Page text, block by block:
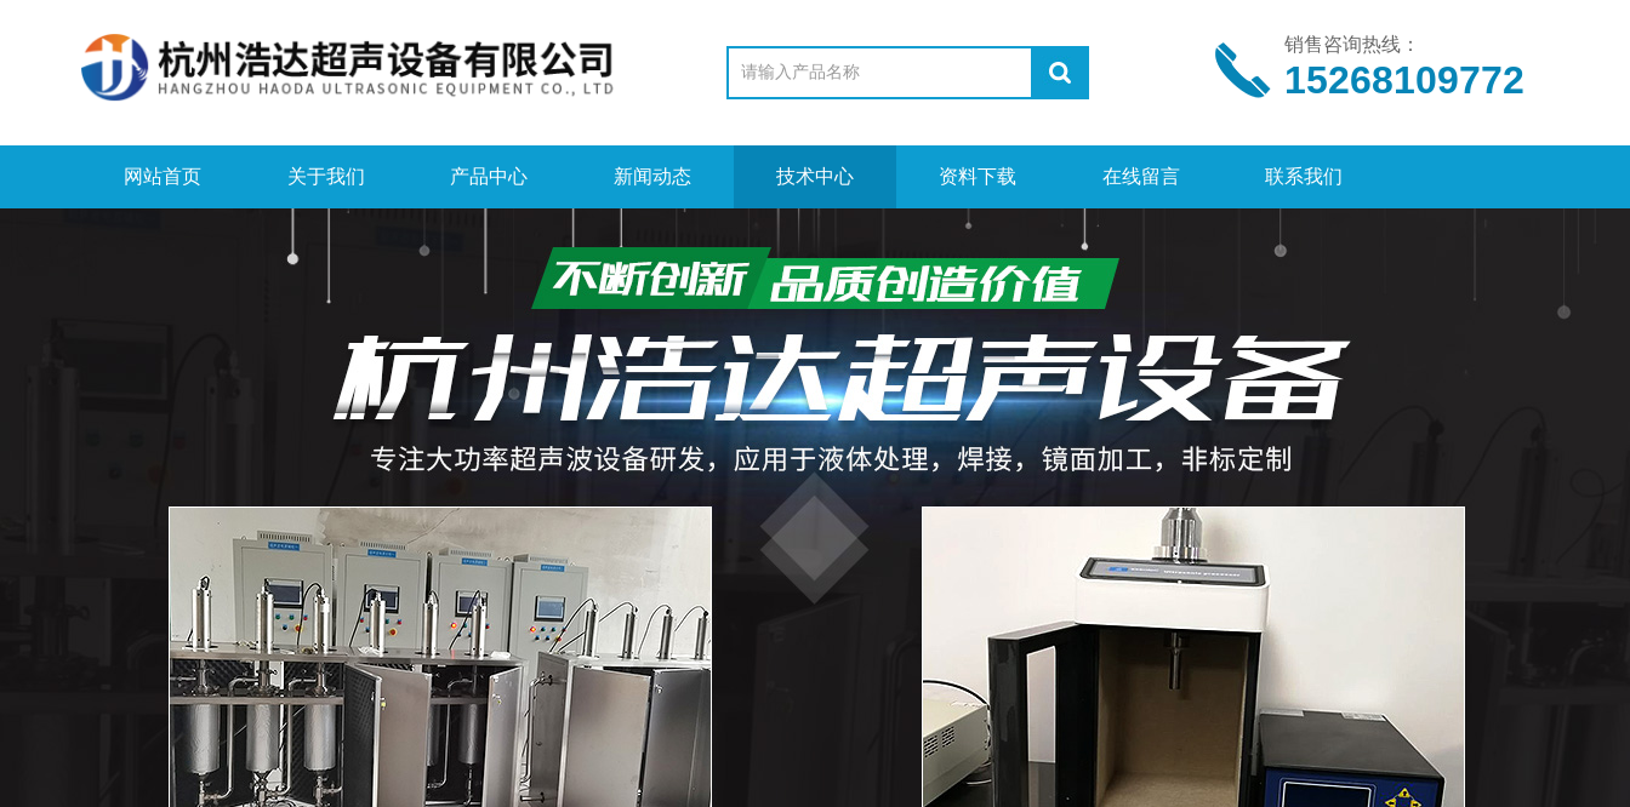
销售咨询热线：
15268109772
网站首页 关于我们 产品中心 新闻动态 技术中心 资料下载 在线留言 联系我们